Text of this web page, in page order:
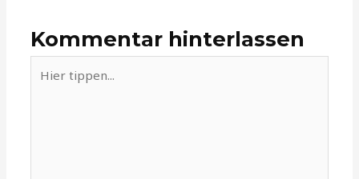
Kommentar hinterlassen
tippen...